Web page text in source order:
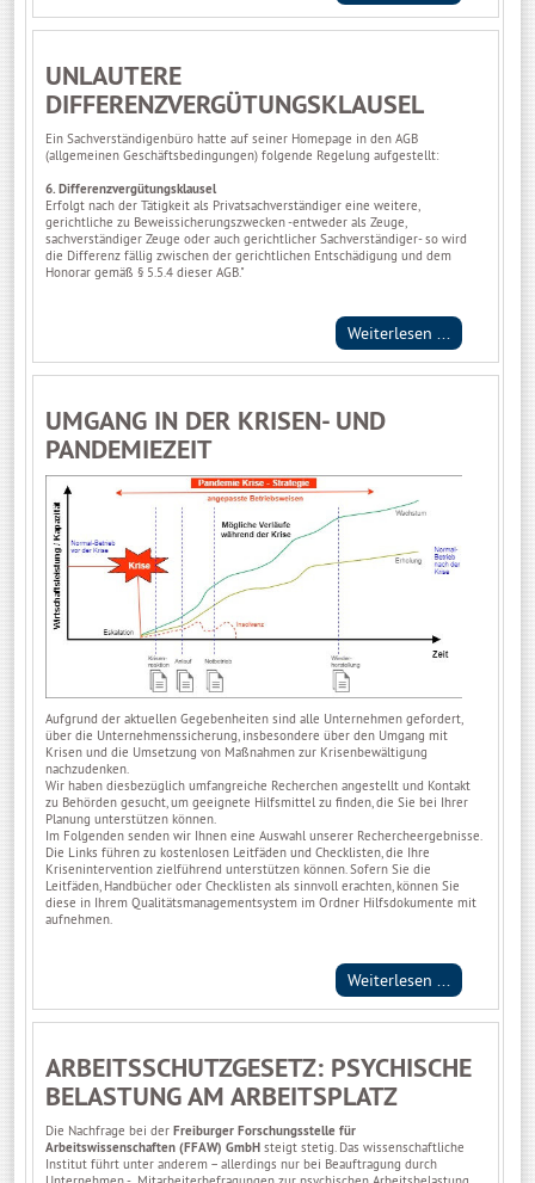
UNLAUTERE
DIFFERENZVERGÜTUNGSKLAUSEL
Ein Sachverständigenbüro hatte auf seiner Homepage in den AGB
(allgemeinen Geschäftsbedingungen) folgende Regelung aufgestellt:
6. Differenzvergütungsklausel
Erfolgt nach der Tätigkeit als Privatsachverständiger eine weitere,
gerichtliche zu Beweissicherungszwecken -entweder als Zeuge,
sachverständiger Zeuge oder auch gerichtlicher Sachverständiger- so wird
die Differenz fällig zwischen der gerichtlichen Entschädigung und dem
Honorar gemäß § 5.5.4 dieser AGB."
Weiterlesen ...
UMGANG IN DER KRISEN- UND
PANDEMIEZEIT
Aufgrund der aktuellen Gegebenheiten sind alle Unternehmen gefordert,
über die Unternehmenssicherung, insbesondere über den Umgang mit
Krisen und die Umsetzung von Maßnahmen zur Krisenbewältigung
nachzudenken.
Wir haben diesbezüglich umfangreiche Recherchen angestellt und Kontakt
zu Behörden gesucht, um geeignete Hilfsmittel zu finden, die Sie bei Ihrer
Planung unterstützen können.
Im Folgenden senden wir Ihnen eine Auswahl unserer Rechercheergebnisse.
Die Links führen zu kostenlosen Leitfäden und Checklisten, die Ihre
Krisenintervention zielführend unterstützen können. Sofern Sie die
Leitfäden, Handbücher oder Checklisten als sinnvoll erachten, können Sie
diese in Ihrem Qualitätsmanagementsystem im Ordner Hilfsdokumente mit
aufnehmen.
Weiterlesen ...
ARBEITSSCHUTZGESETZ: PSYCHISCHE
BELASTUNG AM ARBEITSPLATZ
Die Nachfrage bei der Freiburger Forschungsstelle für
Arbeitswissenschaften (FFAW) GmbH steigt stetig. Das wissenschaftliche
Institut führt unter anderem – allerdings nur bei Beauftragung durch